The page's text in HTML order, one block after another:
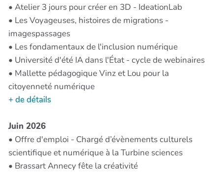
• Atelier 3 jours pour créer en 3D - IdeationLab
• Les Voyageuses, histoires de migrations -
imagespassages
• Les fondamentaux de l'inclusion numérique
• Université d'été IA dans l'État - cycle de webinaires
• Mallette pédagogique Vinz et Lou pour la
citoyenneté numérique
+ de détails
Juin 2026
• Offre d'emploi - Chargé d’évènements culturels
scientifique et numérique à la Turbine sciences
• Brassart Annecy fête la créativité